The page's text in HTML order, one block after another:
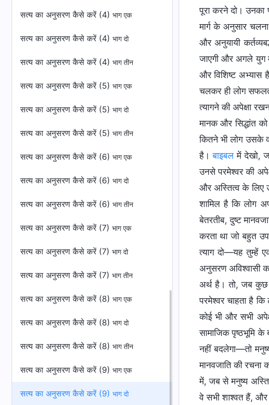
सत्य का अनुसरण कैसे करें (4) भाग एक
सत्य का अनुसरण कैसे करें (4) भाग दो
सत्य का अनुसरण कैसे करें (4) भाग तीन
सत्य का अनुसरण कैसे करें (5) भाग एक
सत्य का अनुसरण कैसे करें (5) भाग दो
सत्य का अनुसरण कैसे करें (5) भाग तीन
सत्य का अनुसरण कैसे करें (6) भाग एक
सत्य का अनुसरण कैसे करें (6) भाग दो
सत्य का अनुसरण कैसे करें (6) भाग तीन
सत्य का अनुसरण कैसे करें (7) भाग एक
सत्य का अनुसरण कैसे करें (7) भाग दो
सत्य का अनुसरण कैसे करें (7) भाग तीन
सत्य का अनुसरण कैसे करें (8) भाग एक
सत्य का अनुसरण कैसे करें (8) भाग दो
सत्य का अनुसरण कैसे करें (8) भाग तीन
सत्य का अनुसरण कैसे करें (9) भाग एक
सत्य का अनुसरण कैसे करें (9) भाग दो
पूरा करने दो। उनका
मार्ग के अनुसार
और अनुयायी
जाएगी और अगले युग
और विशिष्ट अभ्यास
चलकर ही लोग
त्यागने की अपेक्षा
मानक और सिद्धांत
कितने भी लोग उसके
है।बाइबल में देखो,
उनसे परमेश्वर की
और अस्तित्व के लिए
शामिल है कि लोग
बेतरतीब, दुष्ट
करता था जो बहुत
त्याग दो—यह तुम्हें
अनुसरण अविश्वासी
अर्थ है। तो, जब
परमेश्वर चाहता है
कोई भी और सभी
सामाजिक पृष्ठभूमि
नहीं बदलेगा—तो
मानवजाति की
में, जब से मनुष्य
वे सभी शाश्वत हैं,